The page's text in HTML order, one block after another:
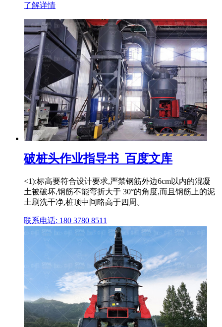
了解详情
破桩头作业指导书_百度文库
<1):标高要符合设计要求,严禁钢筋外边6cm以内的混凝
土被破坏,钢筋不能弯折大于 30°的角度,而且钢筋上的泥
土刷洗干净,桩顶中间略高于四周。
联系电话: 180 3780 8511